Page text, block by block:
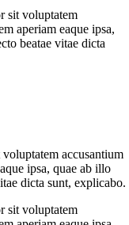
sit voluptatem
aperiam eaque ipsa,
beatae vitae dicta
accusantium
ipsa, quae ab illo
dicta sunt, explicabo.
sit voluptatem